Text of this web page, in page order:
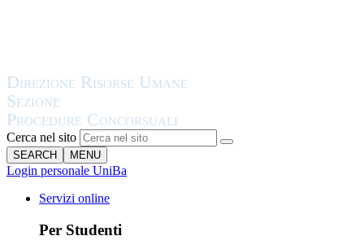
Cerca nel sito
SEARCH MENU
Login personale UniBa
Servizi online
Per Studenti